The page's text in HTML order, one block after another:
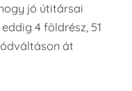
jó útitársai
4 földrész, 51
át